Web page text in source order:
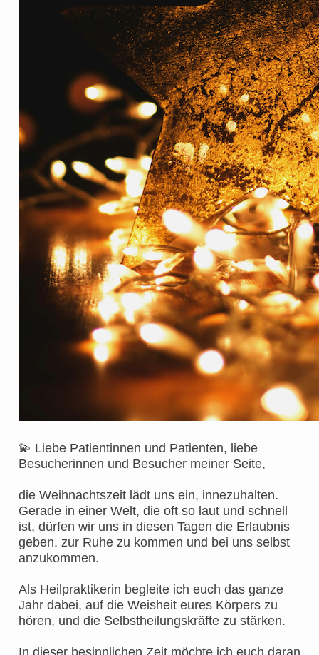
💫 Liebe Patientinnen und Patienten, liebe
Besucherinnen und Besucher meiner Seite,
die Weihnachtszeit lädt uns ein, innezuhalten.
Gerade in einer Welt, die oft so laut und schnell
ist, dürfen wir uns in diesen Tagen die Erlaubnis
geben, zur Ruhe zu kommen und bei uns selbst
anzukommen.
Als Heilpraktikerin begleite ich euch das ganze
Jahr dabei, auf die Weisheit eures Körpers zu
hören, und die Selbstheilungskräfte zu stärken.
In dieser besinnlichen Zeit möchte ich euch daran